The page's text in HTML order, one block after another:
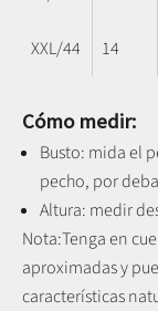
XXL/44 14
Cómo medir:
Busto: mida el
pecho, por
Altura: medir
Nota:Tenga en
aproximadas y
características